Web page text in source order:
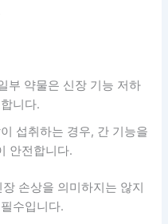
부 약물은 신장 기능 저하
니다.
섭취하는 경우, 간 기능을
안전합니다.
손상을 의미하지는 않지
수입니다.